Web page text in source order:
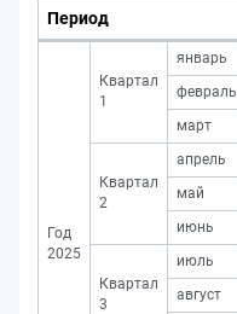
Период
Год
2025
Квартал
1
январь
февраль
март
Квартал
2
апрель
май
июнь
Квартал
3
июль
август